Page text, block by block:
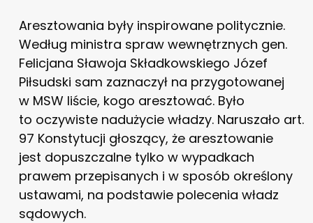
Aresztowania były inspirowane politycznie.
Według ministra spraw wewnętrznych gen.
Felicjana Sławoja Składkowskiego Józef
Piłsudski sam zaznaczył na przygotowanej
w MSW liście, kogo aresztować. Było
to oczywiste nadużycie władzy. Naruszało art.
97 Konstytucji głoszący, że aresztowanie
jest dopuszczalne tylko w wypadkach
prawem przepisanych i w sposób określony
ustawami, na podstawie polecenia władz
sądowych.